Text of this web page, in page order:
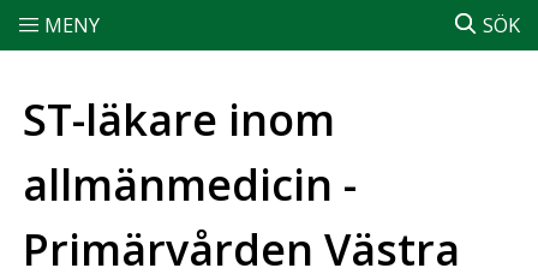
MENY SÖK
ST-läkare inom
allmänmedicin -
Primärvården Västra